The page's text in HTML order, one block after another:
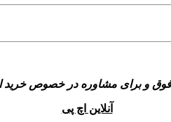
و برای مشاوره در خصوص خرید
آنلاین اچ پی